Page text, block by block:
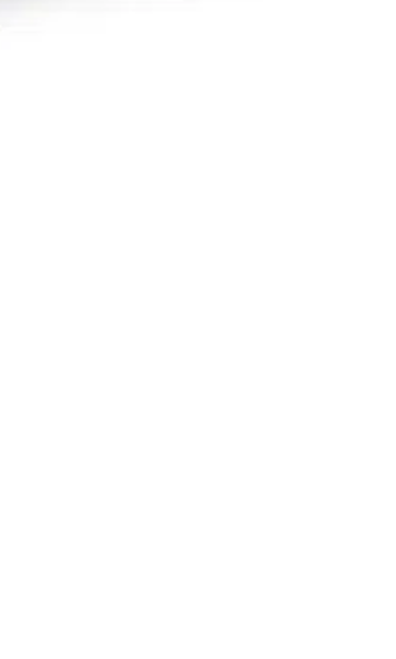
jotka ovat käyttäneet S-Etukorttia myymälässä tai